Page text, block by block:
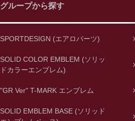
グループから探す
SPORTDESIGN (エアロパーツ)
SOLID COLOR EMBLEM (ソリッ
ドカラーエンブレム)
"GR Ver" T-MARK エンブレム
SOLID EMBLEM BASE (ソリッド